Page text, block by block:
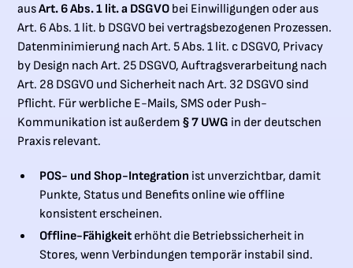
ausArt. 6 Abs. 1 lit. a DSGVO bei Einwilligungen oder aus
Art. 6 Abs. 1 lit. b DSGVO bei vertragsbezogenen Prozessen.
Datenminimierung nach Art. 5 Abs. 1 lit. c DSGVO, Privacy
by Design nach Art. 25 DSGVO, Auftragsverarbeitung nach
Art. 28 DSGVO und Sicherheit nach Art. 32 DSGVO sind
Pflicht. Für werbliche E-Mails, SMS oder Push-
Kommunikation ist außerdem§ 7 UWG in der deutschen
Praxis relevant.
POS- und Shop-Integration ist unverzichtbar, damit
Punkte, Status und Benefits online wie offline
konsistent erscheinen.
Offline-Fähigkeit erhöht die Betriebssicherheit in
Stores, wenn Verbindungen temporär instabil sind.